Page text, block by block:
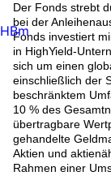
Der Fonds strebt
bei der
Fonds investiert
in HighYield-
sich um einen
einschließlich der
beschränktem
10 % des
übertragbare
gehandelte
Aktien und
Rahmen einer
HBm